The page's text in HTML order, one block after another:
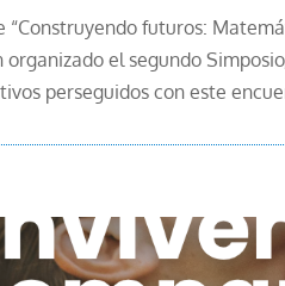
“Construyendo futuros:
organizado el segundo
perseguidos con este